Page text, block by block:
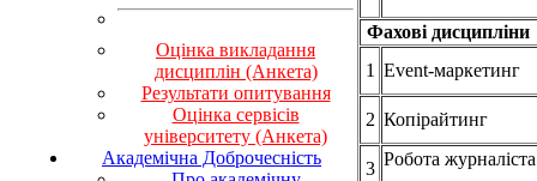
Оцінка викладання
дисциплін (Анкета)
Результати опитування
Оцінка сервісів
університету (Анкета)
Академічна Доброчесність
Фахові
1 Event-маркетинг
2 Копірайтинг
3 Робота журналіста